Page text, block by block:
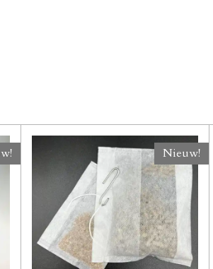
Nieuw!